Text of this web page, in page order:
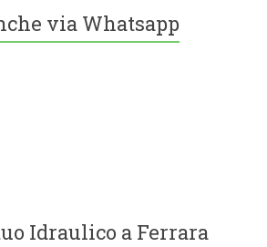
via Whatsapp
Idraulico a Ferrara